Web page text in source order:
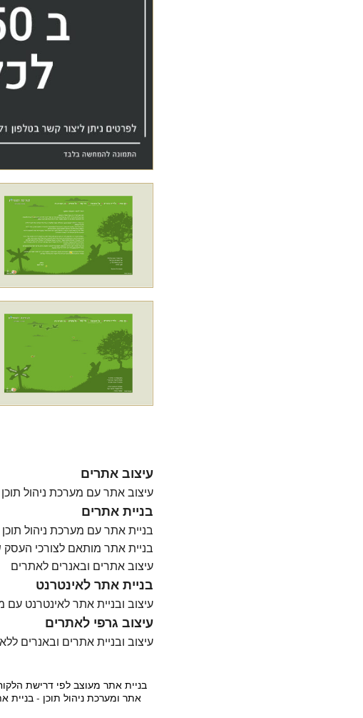
עיצוב אתרים
עיצוב אתר עם מערכת ניהול
בניית אתרים
בניית אתר עם מערכת ניהול
בניית אתר מותאם לצורכי
עיצוב אתרים ובאנרים לאתרים
בניית אתר לאינטרנט
עיצוב ובניית אתר לאינטרנט עם
עיצוב גרפי לאתרים
עיצוב ובניית אתרים ובאנרים
בניית אתר מעוצב לפי דרישת
אתר ומערכת ניהול תוכן -בניית